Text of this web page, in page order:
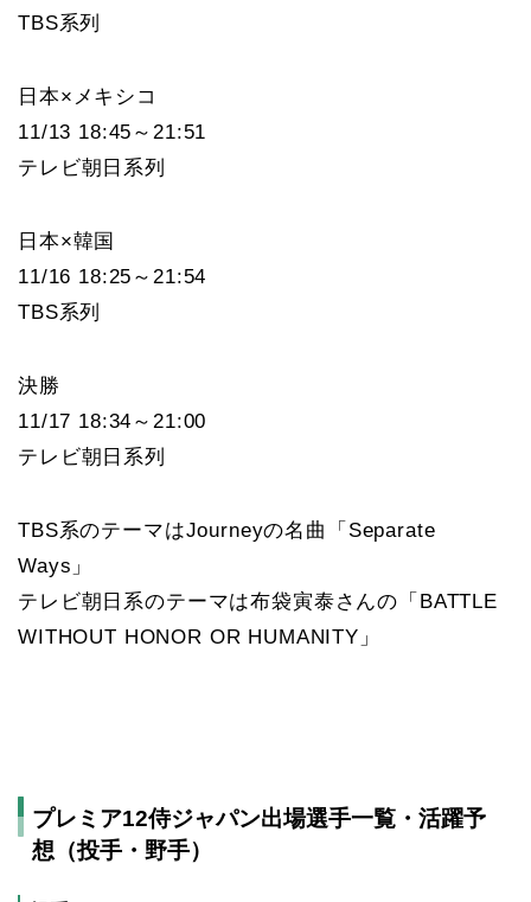
TBS系列
日本×メキシコ
11/13 18:45～21:51
テレビ朝日系列
日本×韓国
11/16 18:25～21:54
TBS系列
決勝
11/17 18:34～21:00
テレビ朝日系列
TBS系のテーマはJourneyの名曲「Separate
Ways」
テレビ朝日系のテーマは布袋寅泰さんの「BATTLE
WITHOUT HONOR OR HUMANITY」
プレミア12侍ジャパン出場選手一覧・活躍予
想（投手・野手）